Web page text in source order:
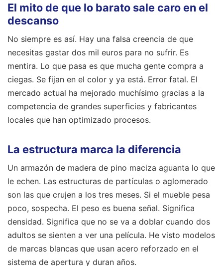
El mito de que lo barato sale caro en el
descanso
No siempre es así. Hay una falsa creencia de que
necesitas gastar dos mil euros para no sufrir. Es
mentira. Lo que pasa es que mucha gente compra a
ciegas. Se fijan en el color y ya está. Error fatal. El
mercado actual ha mejorado muchísimo gracias a la
competencia de grandes superficies y fabricantes
locales que han optimizado procesos.
La estructura marca la diferencia
Un armazón de madera de pino maciza aguanta lo que
le echen. Las estructuras de partículas o aglomerado
son las que crujen a los tres meses. Si el mueble pesa
poco, sospecha. El peso es buena señal. Significa
densidad. Significa que no se va a doblar cuando dos
adultos se sienten a ver una película. He visto modelos
de marcas blancas que usan acero reforzado en el
sistema de apertura y duran años.